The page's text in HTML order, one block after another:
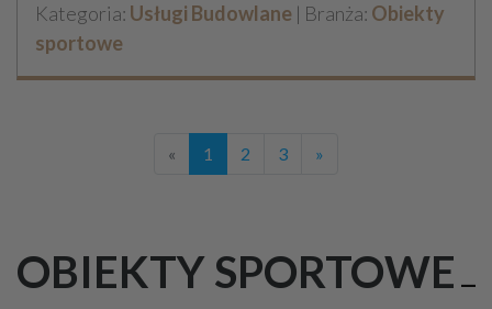
Kategoria: Usługi Budowlane | Branża: Obiekty
sportowe
« 1 2 3 »
OBIEKTY SPORTOWE